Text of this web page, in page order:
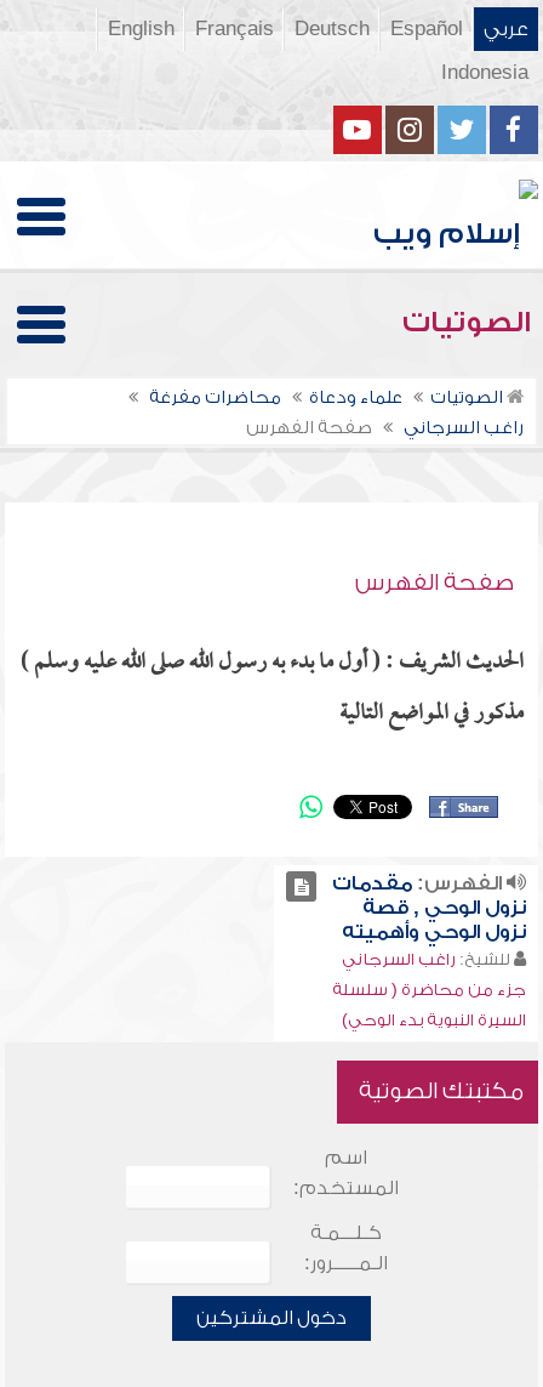
عربي Español
Deutsch
Français
English
Indonesia
الصوتيات
الصوتيات علماء ودعاة
محاضرات مفرغة
راغب السرجاني
صفحة الفهرس
صفحة الفهرس
الحديث الشريف : ( أول ما بدء به رسول الله صلى الله عليه وسلم )
مذكور في المواضع التالية
الفهرس:مقدمات
نزول الوحي , قصة
نزول الوحي وأهميته
للشيخ: راغب السرجاني
جزء من محاضرة ( سلسلة
السيرة النبوية بدء الوحي)
مكتبتك الصوتية
اسم
المستخدم:
كـلـــمـة
الـمـــــرور:
دخول المشتركين